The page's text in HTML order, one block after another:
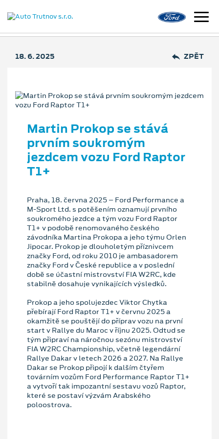
18. 6. 2025 ZPĚT
Martin Prokop se stává
prvním soukromým
jezdcem vozu Ford Raptor
T1+
Praha, 18. června 2025 – Ford Performance a
M-Sport Ltd. s potěšením oznamují prvního
soukromého jezdce a tým vozu Ford Raptor
T1+ v podobě renomovaného českého
závodníka Martina Prokopa a jeho týmu Orlen
Jipocar. Prokop je dlouholetým příznivcem
značky Ford, od roku 2010 je ambasadorem
značky Ford v České republice a v poslední
době se účastní mistrovství FIA W2RC, kde
stabilně dosahuje vynikajících výsledků.
Prokop a jeho spolujezdec Viktor Chytka
přebírají Ford Raptor T1+ v červnu 2025 a
okamžitě se pouštějí do příprav vozu na první
start v Rallye du Maroc v říjnu 2025. Odtud se
tým připraví na náročnou sezónu mistrovství
FIA W2RC Championship, včetně legendární
Rallye Dakar v letech 2026 a 2027. Na Rallye
Dakar se Prokop připojí k dalším čtyřem
továrním vozům Ford Performance Raptor T1+
a vytvoří tak impozantní sestavu vozů Raptor,
které se postaví výzvám Arabského
poloostrova.